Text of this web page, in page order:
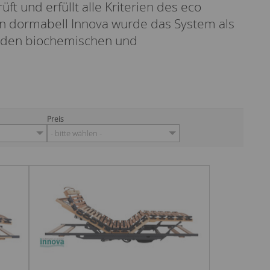
und erfüllt alle Kriterien des eco
Innova wurde das System als
biochemischen und
Preis
- bitte wählen -